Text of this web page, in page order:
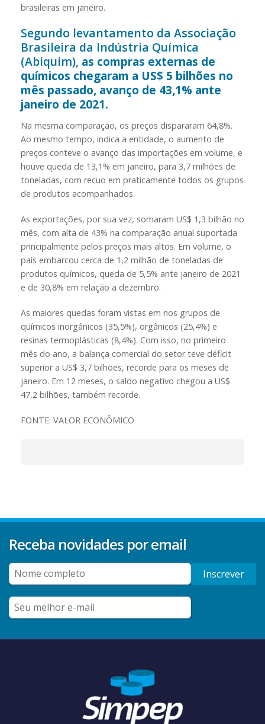
brasileiras em janeiro.
Segundo levantamento da Associação
Brasileira da Indústria Química
(Abiquim), as compras externas de
químicos chegaram a US$ 5 bilhões no
mês passado, avanço de 43,1% ante
janeiro de 2021.
Na mesma comparação, os preços dispararam 64,8%.
Ao mesmo tempo, indica a entidade, o aumento de
preços conteve o avanço das importações em volume, e
houve queda de 13,1% em janeiro, para 3,7 milhões de
toneladas, com recuo em praticamente todos os grupos
de produtos acompanhados.
As exportações, por sua vez, somaram US$ 1,3 bilhão no
mês, com alta de 43% na comparação anual suportada
principalmente pelos preços mais altos. Em volume, o
país embarcou cerca de 1,2 milhão de toneladas de
produtos químicos, queda de 5,5% ante janeiro de 2021
e de 30,8% em relação a dezembro.
As maiores quedas foram vistas em nos grupos de
químicos inorgânicos (35,5%), orgânicos (25,4%) e
resinas termoplásticas (8,4%). Com isso, no primeiro
mês do ano, a balança comercial do setor teve déficit
superior a US$ 3,7 bilhões, recorde para os meses de
janeiro. Em 12 meses, o saldo negativo chegou a US$
47,2 bilhões, também recorde.
FONTE: VALOR ECONÔMICO
Receba novidades por email
Inscrever